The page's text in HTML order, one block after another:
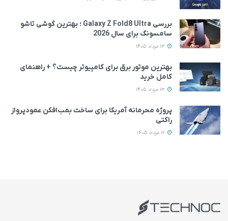
بررسی Galaxy Z Fold8 Ultra ؛ بهترین گوشی تاشو
سامسونگ برای سال 2026
بهترین موتور برق برای کامپیوتر چیست؟ + راهنمای
کامل خرید
پروژه محرمانه آمریکا برای ساخت بمب‌افکن عمودپرواز
راکتی